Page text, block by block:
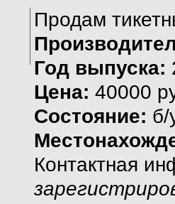
Продам
Год выпуска:
Цена: 40000
Состояние: б/
Контактная